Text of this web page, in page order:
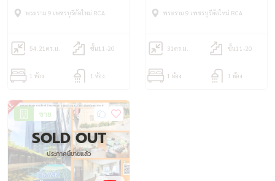
เอกมัย และ Airport Link สถานี
พระราม 9 เพชรบุรีตัดใหม่ RCA
54.21 ตร.ม. ชั้น11-20
1 ห้อง 1 ห้อง
พระราม 9 เพชรบุรีตัดใหม่ RCA
31 ตร.ม. ชั้น11-20
1 ห้อง 1 ห้อง
ขาย
SOLD OUT
ประกาศนี้ขายแล้ว